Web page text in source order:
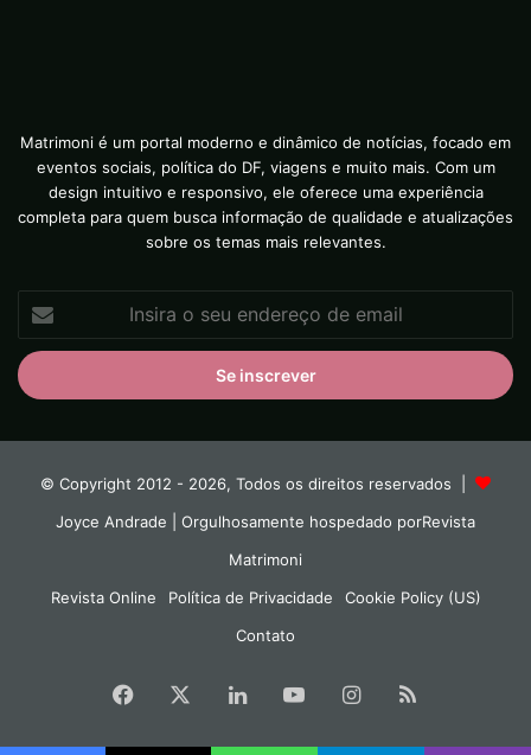
Matrimoni é um portal moderno e dinâmico de notícias, focado em
eventos sociais, política do DF, viagens e muito mais. Com um
design intuitivo e responsivo, ele oferece uma experiência
completa para quem busca informação de qualidade e atualizações
sobre os temas mais relevantes.
seu
endereço
de
© Copyright 2012 - 2026, Todos os direitos reservados |
Joyce Andrade | Orgulhosamente hospedado porRevista
Matrimoni
Revista Online
Política de Privacidade
Cookie Policy (US)
Contato
Facebook LinkedinYouTubeInstagram